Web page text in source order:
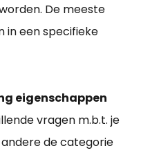
De meeste
in een specifieke
eigenschappen
vragen m.b.t. je
de categorie